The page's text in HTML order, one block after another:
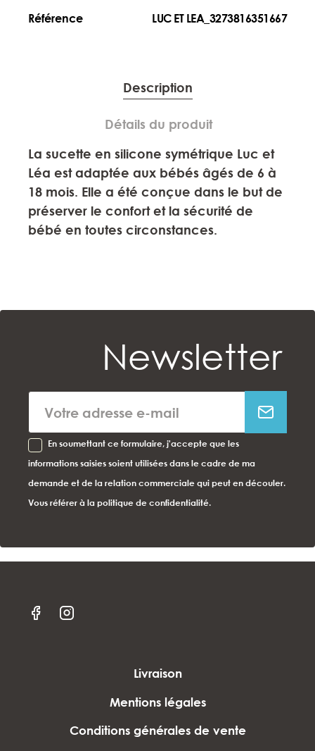
Référence
LUC ET LEA_3273816351667
Description
Détails du produit
La sucette en silicone symétrique Luc et
Léa est adaptée aux bébés âgés de 6 à
18 mois. Elle a été conçue dans le but de
préserver le confort et la sécurité de
bébé en toutes circonstances.
Newsletter
En soumettant ce formulaire, j'accepte que les
informations saisies soient utilisées dans le cadre de ma
demande et de la relation commerciale qui peut en découler.
Vous référer à la politique de confidentialité.
Livraison
Mentions légales
Conditions générales de vente